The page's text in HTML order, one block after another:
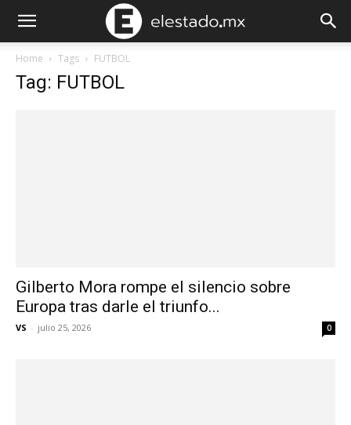
Home Tags FUTBOL
Tag: FUTBOL
Gilberto Mora rompe el silencio sobre
Europa tras darle el triunfo...
VS - julio 25, 2026 0